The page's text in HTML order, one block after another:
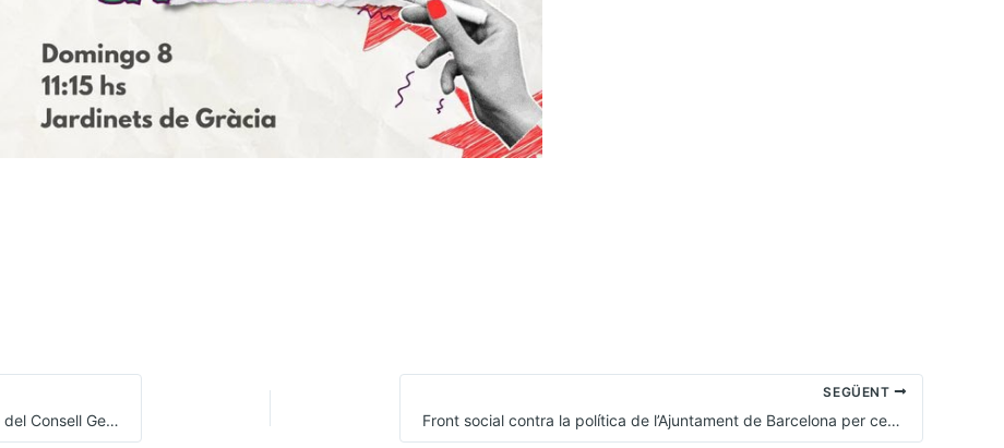
PAH Barcelona i l’APE interpel·len a Junts en un acte del Consell General del Notariat per exigir la restitució urgent de l’escut social
SEGÜENT
Front social contra la política de l’Ajuntament de Barcelona per cedir 1.000 habitatges socials a mans privades